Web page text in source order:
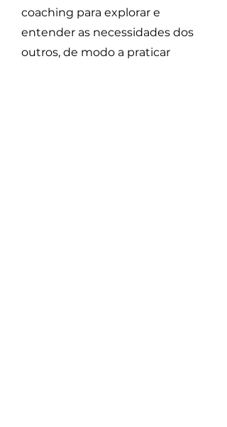
coaching para explorar e
entender as necessidades dos
outros, de modo a praticar